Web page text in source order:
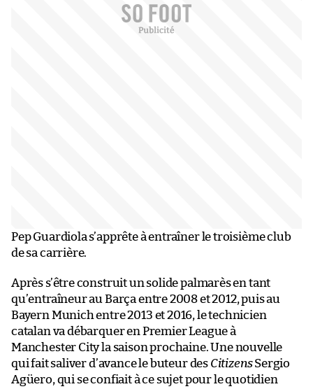
Pep Guardiola s’apprête à entraîner le troisième club
de sa carrière.
Après s’être construit un solide palmarès en tant
qu’entraîneur au Barça entre 2008 et 2012, puis au
Bayern Munich entre 2013 et 2016, le technicien
catalan va débarquer en Premier League à
Manchester City la saison prochaine. Une nouvelle
qui fait saliver d’avance le buteur des CitizensSergio
Agüero, qui se confiait à ce sujet pour le quotidien